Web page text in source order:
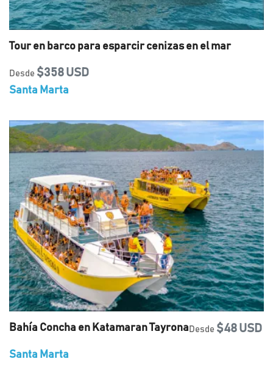
Tour en barco para esparcir cenizas en el mar
Desde $358 USD
Santa Marta
Bahía Concha en Katamaran Tayrona Desde $48 USD
Santa Marta